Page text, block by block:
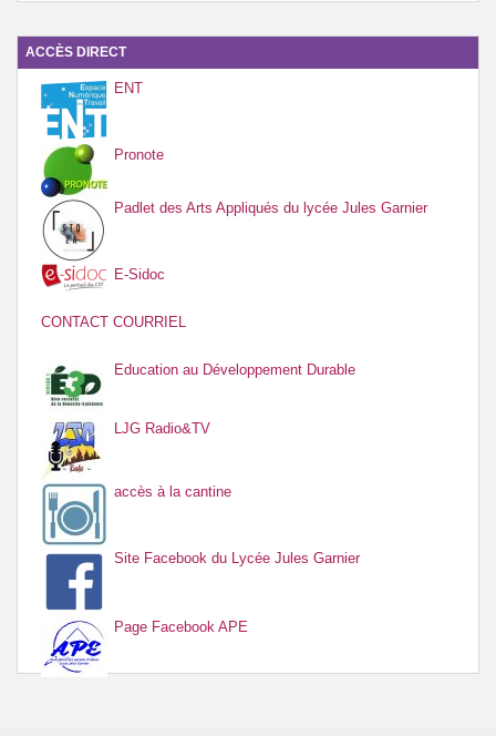
ACCÈS DIRECT
ENT
Pronote
Padlet des Arts Appliqués du lycée Jules Garnier
E-Sidoc
CONTACT COURRIEL
Education au Développement Durable
LJG Radio&TV
accès à la cantine
Site Facebook du Lycée Jules Garnier
Page Facebook APE